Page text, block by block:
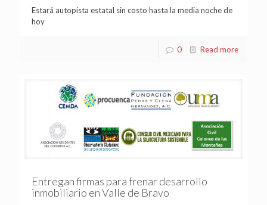
Estará autopista estatal sin costo hasta la media noche de
hoy
0 Read more
Entregan firmas para frenar desarrollo
inmobiliario en Valle de Bravo